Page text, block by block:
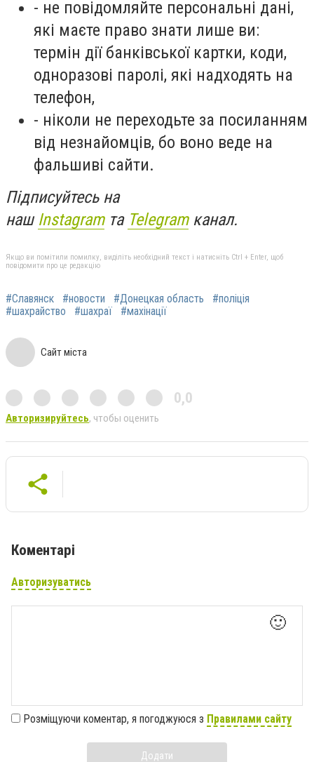
- не повідомляйте персональні дані,
які маєте право знати лише ви:
термін дії банківської картки, коди,
одноразові паролі, які надходять на
телефон,
- ніколи не переходьте за посиланням
від незнайомців, бо воно веде на
фальшиві сайти.
Підписуйтесь на
наш Instagramта Telegramканал.
Якщо ви помітили помилку, виділіть необхідний текст і натисніть Ctrl + Enter, щоб
повідомити про це редакцію
#Славянск #новости #Донецкая область
#поліція
#шахрайство
#шахраї #махінації
Сайт міста
0,0
Авторизируйтесь, чтобы оценить
Коментарі
Авторизуватись
🙂
Розміщуючи коментар, я погоджуюся з Правилами сайту
Додати